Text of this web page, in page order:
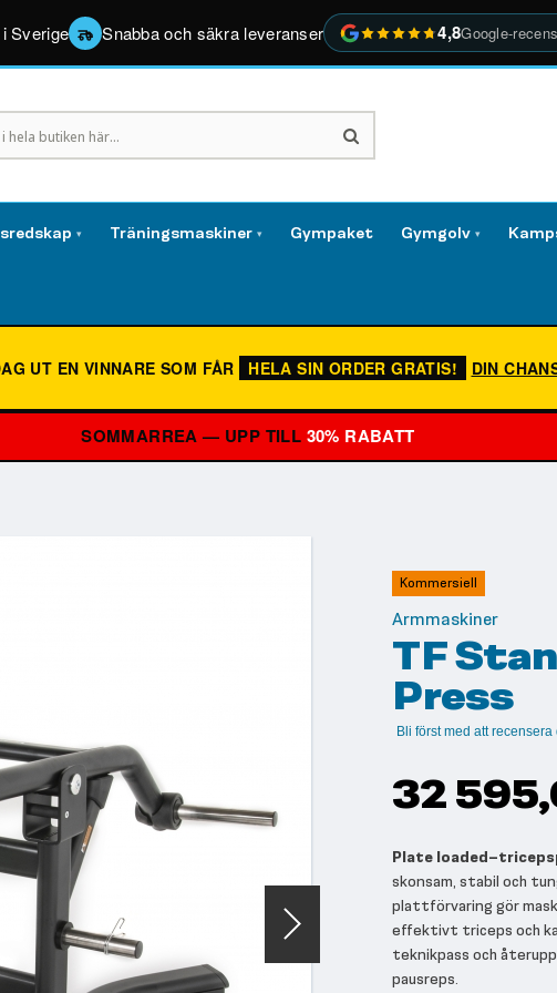
Sverige Snabba och säkra leveranser 4,8Google-
▾ Träningsmaskiner ▾ Gympaket Gymgolv ▾
UT EN VINNARE SOM FÅR HELA SIN ORDER GRATIS! DIN
SOMMARREA — UPP TILL 30% RABATT
Kommersiell
Armmaskiner
TF
Press
Bli först med att
32
Plate
skonsam, stabil och
plattförvaring gör
effektivt triceps och
teknikpass och
pausreps.